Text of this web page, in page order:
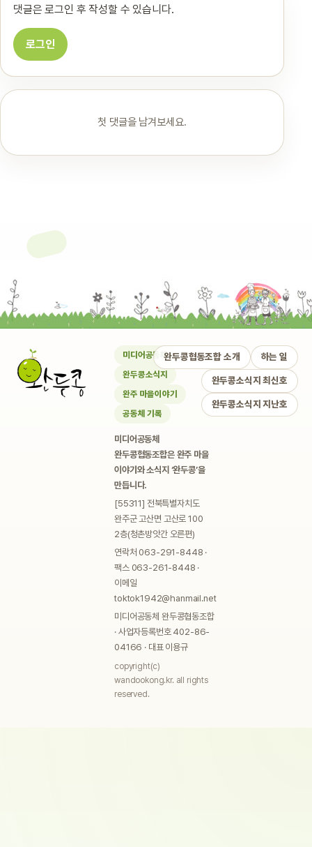
댓글은 로그인 후 작성할 수 있습니다.
로그인
첫 댓글을 남겨보세요.
미디어공동체
완두콩소식지
완주 마을이야기
공동체 기록
미디어공동체
완두콩협동조합은 완주 마을
이야기와 소식지 ‘완두콩’을
만듭니다.
[55311] 전북특별자치도
완주군 고산면 고산로 100
2층(청촌방앗간 오른편)
연락처 063-291-8448 ·
팩스 063-261-8448 ·
이메일
toktok1942@hanmail.net
미디어공동체 완두콩협동조합
· 사업자등록번호 402-86-
04166 · 대표 이용규
copyright(c)
wandookong.kr. all rights
reserved.
완두콩협동조합 소개 하는 일
완두콩소식지 최신호
완두콩소식지 지난호